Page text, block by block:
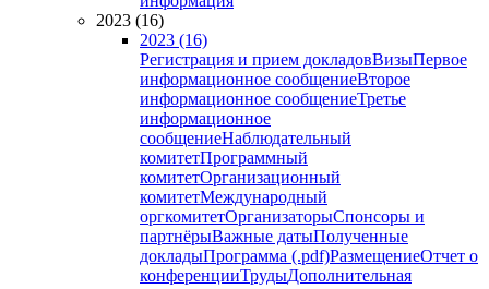
2023 (16)
2023 (16)
Регистрация и прием докладовВизыПервое
информационное сообщениеВторое
информационное сообщениеТретье
информационное
сообщениеНаблюдательный
комитетПрограммный
комитетОрганизационный
комитетМеждународный
оргкомитетОрганизаторыСпонсоры и
партнёрыВажные датыПолученные
докладыПрограмма (.pdf)РазмещениеОтчет о
конференцииТрудыДополнительная